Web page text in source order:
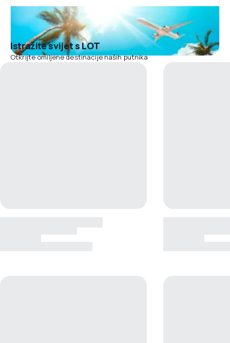
Istražite svijet s LOT
Otkrijte omiljene destinacije naših putnika